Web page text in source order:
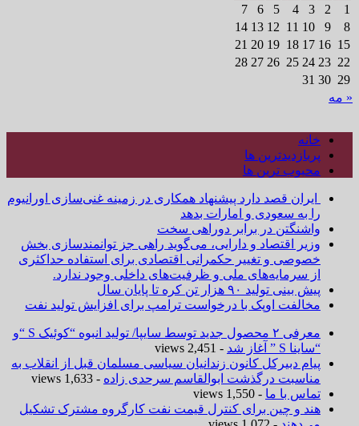
1
2
3
4
5
6
7
8
9
10
11
12
13
14
15
16
17
18
19
20
21
22
23
24
25
26
27
28
29
30
31
« مه
خانه
پربازدیدترین ها
محبوب ترین ها
ایران قصد دارد پیشنهاد همکاری در زمینه غنی‌سازی اورانیوم
را به سعودی و امارات بدهد
واشنگتن در برابر دوراهی سخت
وزیر اقتصاد و دارایی، می‌گوید راهی جز توانمندسازی بخش
خصوصی و تغییر حکمرانی اقتصادی برای استفاده حداکثری
از سرمایه‌های ملی و ظرفیت‌های داخلی وجود ندارد.
پیش بینی تولید ۹۰ هزار تن کره تا پایان سال
مخالفت اوپک با درخواست ترامپ برای افزایش تولید نفت
معرفی ۲ محصول جدید توسط سایپا/ تولید انبوه “کوئیک S “و
“ساینا S ” آغاز شد
- 2,451 views
پیام دبیرکل کانون زندانیان سیاسی مسلمان قبل از انقلاب به
مناسبت درگذشت ابوالقاسم سرحدی زاده - 1,633 views
تماس با ما - 1,550 views
هند و چین برای کنترل قیمت نفت کارگروه مشترک تشکیل